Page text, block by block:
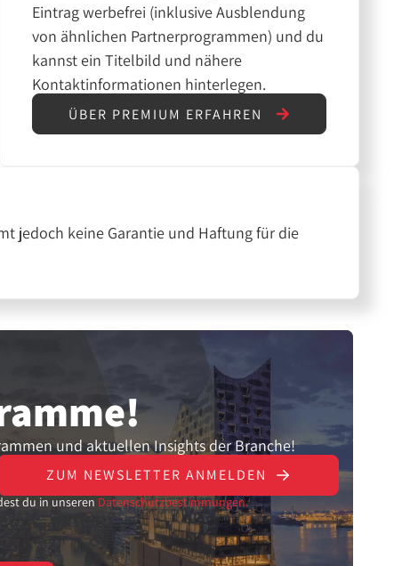
Eintrag werbefrei (inklusive Ausblendung
von ähnlichen Partnerprogrammen) und du
kannst ein Titelbild und nähere
Kontaktinformationen hinterlegen.
ÜBER PREMIUM ERFAHREN
jedoch keine Garantie und Haftung für die
und aktuellen Insights der Branche!
ZUM NEWSLETTER ANMELDEN
du in unseren Datenschutzbestimmungen.